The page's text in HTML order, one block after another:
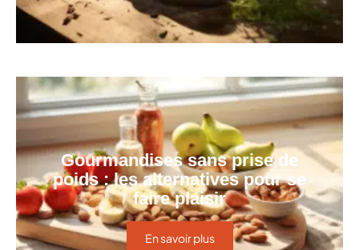
Gourmandises sans prise de
poids : les alternatives pour se
faire plaisir
En savoir plus